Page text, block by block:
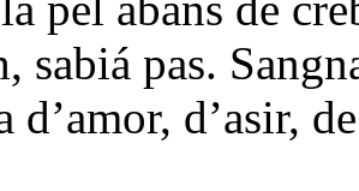
sabiá pas.
d’amor, d’asir,